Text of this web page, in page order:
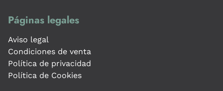
Páginas legales
Aviso legal
Condiciones de venta
Política de privacidad
Política de Cookies